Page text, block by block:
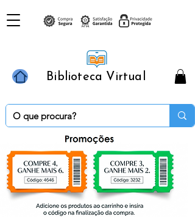
Biblioteca Virtual